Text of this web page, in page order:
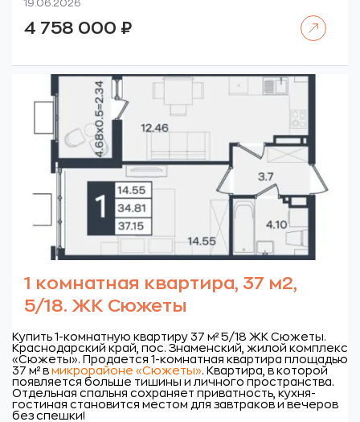
19.06.2026
4 758 000 ₽
1 комнатная квартира, 37 м2,
5/18. ЖК Сюжеты
Купить 1-комнатную квартиру 37 м² 5/18 ЖК Сюжеты.
Краснодарский край, пос. Знаменский, жилой комплекс
«Сюжеты». Продается 1-комнатная квартира площадью
37 м² в микрорайоне «Сюжеты». Квартира, в которой
появляется больше тишины и личного пространства.
Отдельная спальня сохраняет приватность, кухня-
гостиная становится местом для завтраков и вечеров
без спешки!